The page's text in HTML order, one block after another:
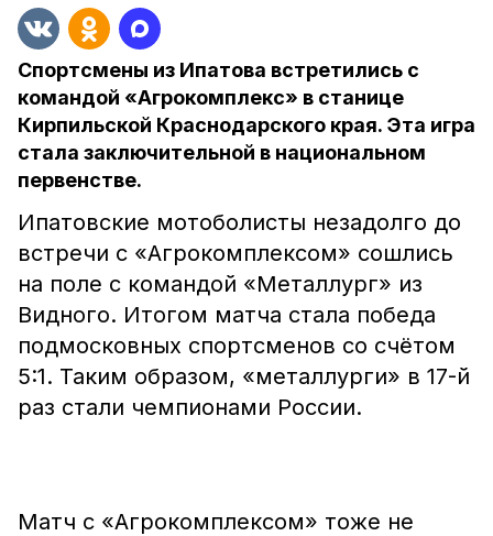
Спортсмены из Ипатова встретились с
командой «Агрокомплекс» в станице
Кирпильской Краснодарского края. Эта игра
стала заключительной в национальном
первенстве.
Ипатовские мотоболисты незадолго до
встречи с «Агрокомплексом» сошлись
на поле с командой «Металлург» из
Видного. Итогом матча стала победа
подмосковных спортсменов со счётом
5:1. Таким образом, «металлурги» в 17-й
раз стали чемпионами России.
Матч с «Агрокомплексом» тоже не